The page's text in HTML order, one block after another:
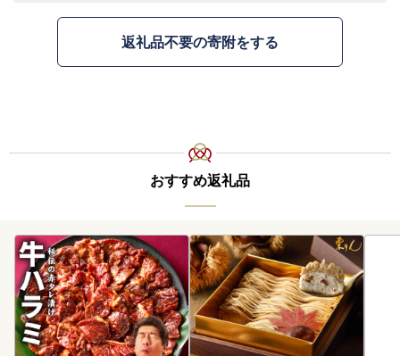
返礼品不要の寄附をする
おすすめ返礼品